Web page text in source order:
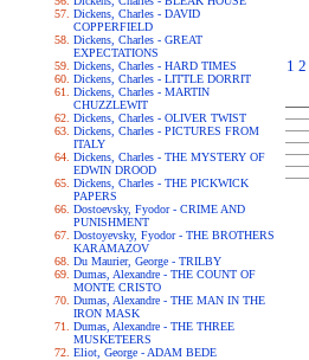
Dickens, Charles - DAVID
COPPERFIELD
Dickens, Charles - GREAT
EXPECTATIONS
Dickens, Charles - HARD TIMES
Dickens, Charles - LITTLE DORRIT
Dickens, Charles - MARTIN
CHUZZLEWIT
Dickens, Charles - OLIVER TWIST
Dickens, Charles - PICTURES FROM
ITALY
Dickens, Charles - THE MYSTERY OF
EDWIN DROOD
Dickens, Charles - THE PICKWICK
PAPERS
Dostoevsky, Fyodor - CRIME AND
PUNISHMENT
Dostoyevsky, Fyodor - THE BROTHERS
KARAMAZOV
Du Maurier, George - TRILBY
Dumas, Alexandre - THE COUNT OF
MONTE CRISTO
Dumas, Alexandre - THE MAN IN THE
IRON MASK
Dumas, Alexandre - THE THREE
MUSKETEERS
Eliot, George - ADAM BEDE
1 2